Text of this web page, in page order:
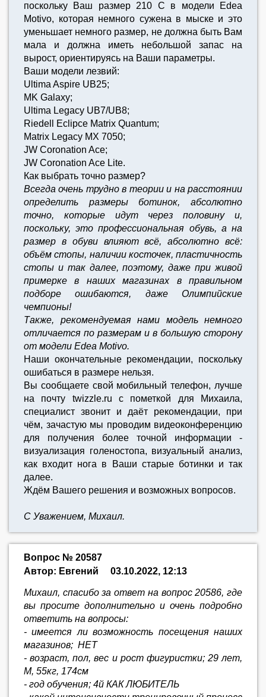
поскольку Ваш размер 210 С в модели Edea
Motivo, которая немного сужена в мыске и это
уменьшает немного размер, не должна быть Вам
мала и должна иметь небольшой запас на
вырост, ориентируясь на Ваши параметры.
Ваши модели лезвий:
Ultima Aspire UB25;
MK Galaxy;
Ultima Legacy UB7/UB8;
Riedell Eclipce Matrix Quantum;
Matrix Legacy MX 7050;
JW Coronation Ace;
JW Coronation Ace Lite.
Как выбрать точно размер?
Всегда очень трудно в теории и на расстоянии
определить размеры ботинок, абсолютно
точно, которые идут через половину и,
поскольку, это профессиональная обувь, а на
размер в обуви влияют всё, абсолютно всё:
объём стопы, наличии косточек, пластичность
стопы и так далее, поэтому, даже при живой
примерке в наших магазинах в правильном
подборе ошибаются, даже Олимпийские
чемпионы!
Также, рекомендуемая нами модель немного
отличается по размерам и в большую сторону
от модели Edea Motivo.
Наши окончательные рекомендации, поскольку
ошибаться в размере нельзя.
Вы сообщаете свой мобильный телефон, лучше
на почту twizzle.ru с пометкой для Михаила,
специалист звонит и даёт рекомендации, при
чём, зачастую мы проводим видеоконференцию
для получения более точной информации -
визуализация голеностопа, визуальный анализ,
как входит нога в Ваши старые ботинки и так
далее.
Ждём Вашего решения и возможных вопросов.
С Уважением, Михаил.
Вопрос № 20587
Автор: Евгений
03.10.2022, 12:13
Михаил, спасибо за ответ на вопрос 20586, где
вы просите дополнительно и очень подробно
ответить на вопросы:
- имеется ли возможность посещения наших
магазинов; НЕТ
- возраст, пол, вес и рост фигуристки; 29 лет,
М, 55кг, 174см
- год обучения; 4й КАК ЛЮБИТЕЛЬ